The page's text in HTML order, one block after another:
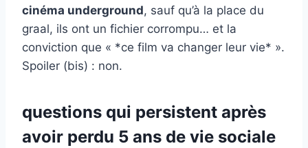
cinéma underground, sauf qu’à la place du
graal, ils ont un fichier corrompu… et la
conviction que « *ce film va changer leur vie* ».
Spoiler (bis) : non.
questions qui persistent après
avoir perdu 5 ans de vie sociale